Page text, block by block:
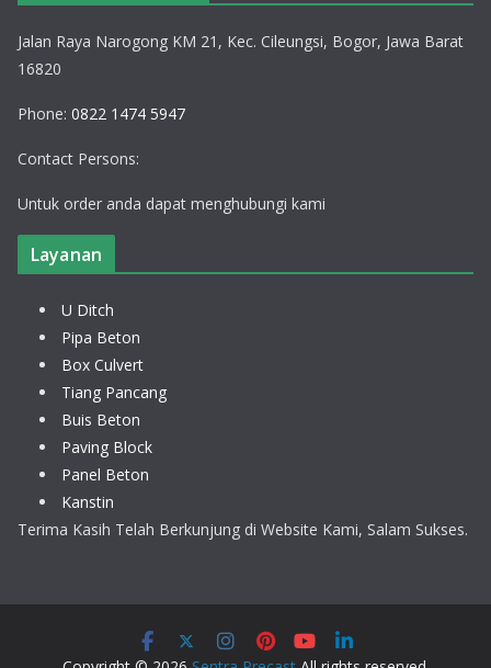
Jalan Raya Narogong KM 21, Kec. Cileungsi, Bogor, Jawa Barat
16820
Phone: 0822 1474 5947
Contact Persons:
Untuk order anda dapat menghubungi kami
Layanan
U Ditch
Pipa Beton
Box Culvert
Tiang Pancang
Buis Beton
Paving Block
Panel Beton
Kanstin
Terima Kasih Telah Berkunjung di Website Kami, Salam Sukses.